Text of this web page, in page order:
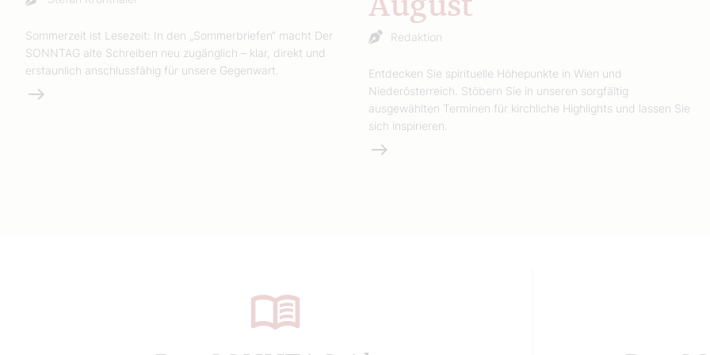
Sommerzeit ist Lesezeit: In den „Sommerbriefen“ macht Der
SONNTAG alte Schreiben neu zugänglich – klar, direkt und
erstaunlich anschlussfähig für unsere Gegenwart.
Weiterlesen
August
Redaktion
Entdecken Sie spirituelle Höhepunkte in Wien und
Niederösterreich. Stöbern Sie in unseren sorgfältig
ausgewählten Terminen für kirchliche Highlights und lassen Sie
sich inspirieren.
Weiterlesen